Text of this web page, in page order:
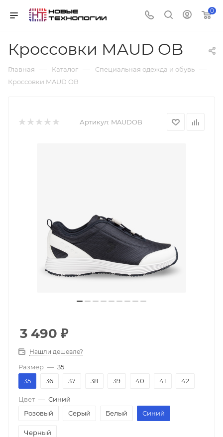
0
Кроссовки MAUD OB
Главная — Каталог — Специальная одежда и обувь —
Кроссовки MAUD OB
Артикул: MAUDOB
3 490 ₽
Нашли дешевле?
Размер — 35
35
36 37 38 39 40 41 42
Цвет — Синий
Розовый
Серый Белый Синий
Черный